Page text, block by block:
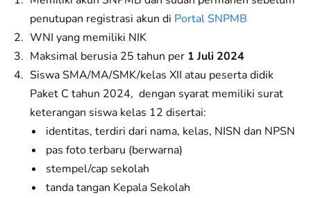
penutupan registrasi akun di Portal SNPMB
WNI yang memiliki NIK
Maksimal berusia 25 tahun per 1 Juli 2024
Siswa SMA/MA/SMK/kelas XII atau peserta didik
Paket C tahun 2024, dengan syarat memiliki surat
keterangan siswa kelas 12 disertai:
identitas, terdiri dari nama, kelas, NISN dan NPSN
pas foto terbaru (berwarna)
stempel/cap sekolah
tanda tangan Kepala Sekolah